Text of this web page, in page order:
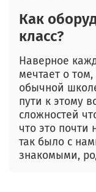
Как
класс?
Наверное
мечтает о
обычной
пути к этому
сложностей
что это
так было с
знакомыми,